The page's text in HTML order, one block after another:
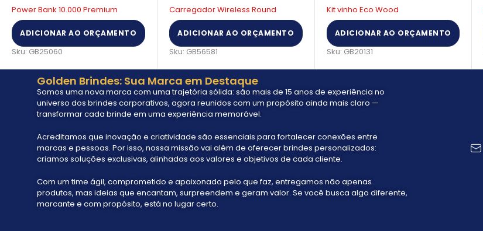
Carregador Wireless Round
ADICIONAR AO ORÇAMENTO
Sku: GB56581
Kit vinho Eco Wood
ADICIONAR AO ORÇAMENTO
Sku: GB20131
Carregador Wireless ABS
ADICIONAR AO ORÇAMENTO
Sku: GB64375
Golden Brindes: Sua Marca em Destaque
Somos uma nova marca com uma trajetória sólida: são mais de 15 anos de experiência no
universo dos brindes corporativos, agora reunidos com um propósito ainda mais claro —
transformar cada brinde em uma experiência memorável.
Acreditamos que inovação e criatividade são essenciais para fortalecer conexões entre
marcas e pessoas. Por isso, nossa missão vai além de oferecer brindes personalizados:
criamos soluções exclusivas, alinhadas aos valores e objetivos de cada cliente.
Com um time ágil, comprometido e apaixonado pelo que faz, entregamos não apenas
produtos, mas ideias que encantam, surpreendem e geram valor. Se você busca algo diferente,
marcante e com propósito, está no lugar certo.